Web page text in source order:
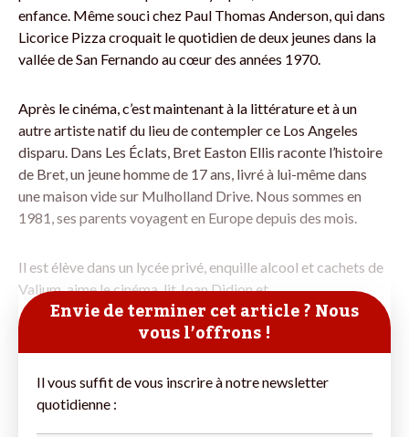
enfance. Même souci chez Paul Thomas Anderson, qui dans
Licorice Pizza croquait le quotidien de deux jeunes dans la
vallée de San Fernando au cœur des années 1970.
Après le cinéma, c’est maintenant à la littérature et à un
autre artiste natif du lieu de contempler ce Los Angeles
disparu. Dans Les Éclats, Bret Easton Ellis raconte l’histoire
de Bret, un jeune homme de 17 ans, livré à lui-même dans
une maison vide sur Mulholland Drive. Nous sommes en
1981, ses parents voyagent en Europe depuis des mois.
Il est élève dans un lycée privé, enquille alcool et cachets de
Valium, aime le cinéma, lit Joan Didion et
Envie de terminer cet article ? Nous
vous l’offrons !
Il vous suffit de vous inscrire à notre newsletter
quotidienne :